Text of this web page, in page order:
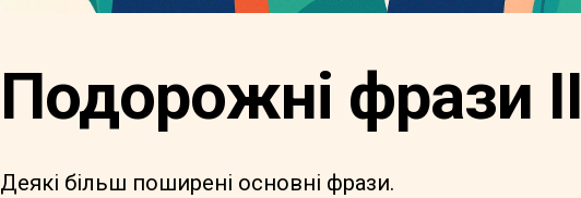
Подорожні фрази II
Деякі більш поширені основні фрази.